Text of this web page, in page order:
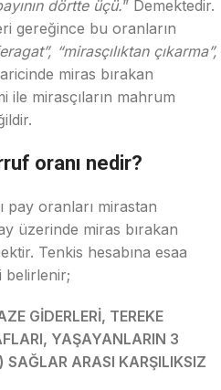
dörtte üçü.” Demektedir.
gereğince bu oranların
“mirasçılıktan çıkarma”,
miras bırakan
ile mirasçıların mahrum
oranı nedir?
pay oranları mirastan
üzerinde miras bırakan
Tenkis hesabına esaa
belirlenir;
GİDERLERİ, TEREKE
YAŞAYANLARIN 3
SAĞLAR ARASI KARŞILIKSIZ